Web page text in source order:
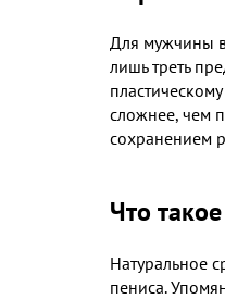
Для мужчины
лишь треть
сложнее, чем
сохранением
Что
Натуральное
пениса.